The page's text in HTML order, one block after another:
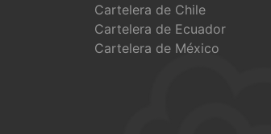
Cartelera de Chile
Cartelera de Ecuador
Cartelera de México